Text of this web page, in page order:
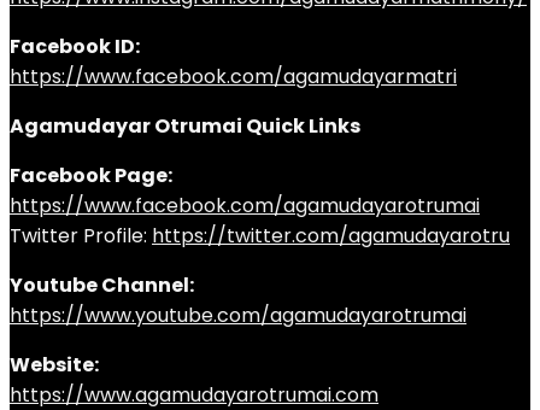
Facebook ID:
https://www.facebook.com/agamudayarmatri
Agamudayar Otrumai Quick Links
Facebook Page:
https://www.facebook.com/agamudayarotrumai
Twitter Profile: https://twitter.com/agamudayarotru
Youtube Channel:
https://www.youtube.com/agamudayarotrumai
Website:
https://www.agamudayarotrumai.com